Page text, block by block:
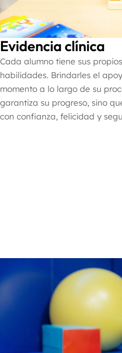
Evidencia clínica
Cada alumno tiene sus
habilidades. Brindarles el
momento a lo largo de su
garantiza su progreso, sino
con confianza, felicidad y